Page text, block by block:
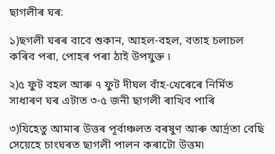
ছাগলীৰ ঘৰ:
১)ছগলী ঘৰৰ বাবে শুকান, আহল-বহল, বতাহ চলাচল
কৰিব পৰা, পোহৰ পৰা ঠাই উপযুক্ত ৷
২)৫ ফুট বহল আৰু ৭ ফুট দীঘল বাঁহ-খেৰেৰে নিৰ্মিত
সাধাৰণ ঘৰ এটাত ৩-৫ জনী ছাগলী ৰাখিব পাৰি
৩)যিহেতু আমাৰ উত্তৰ পূৰ্বাঞ্চলত বৰষুণ আৰু আৰ্দ্ৰতা বেছি
সেয়েহে চাংঘৰত ছাগলী পালন কৰাটো উত্তম৷